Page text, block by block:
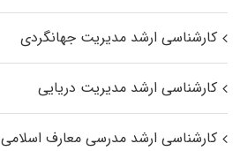
کارشناسی ارشد مدیریت جهانگردی
کارشناسی ارشد مدیریت دریایی
کارشناسی ارشد مدرسی معارف اسلامی